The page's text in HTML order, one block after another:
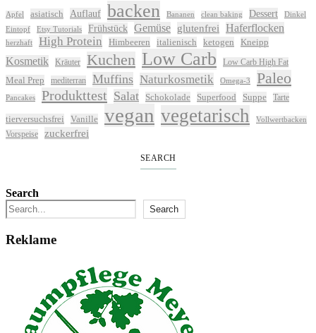
Apfel asiatisch Auflauf backen Bananen clean baking Dessert
Dinkel
Eintopf
Etsy Tutorials Frühstück Gemüse glutenfrei Haferflocken
herzhaft High Protein Himbeeren italienisch ketogen Kneipp
Kosmetik Kräuter Kuchen Low Carb Low Carb High Fat
Meal Prep mediterran Muffins Naturkosmetik Omega-3 Paleo
Pancakes Produkttest Salat Schokolade Superfood Suppe Tarte
tierversuchsfrei Vanille vegan vegetarisch Vollwertbacken
Vorspeise zuckerfrei
SEARCH
Search
Search
Reklame